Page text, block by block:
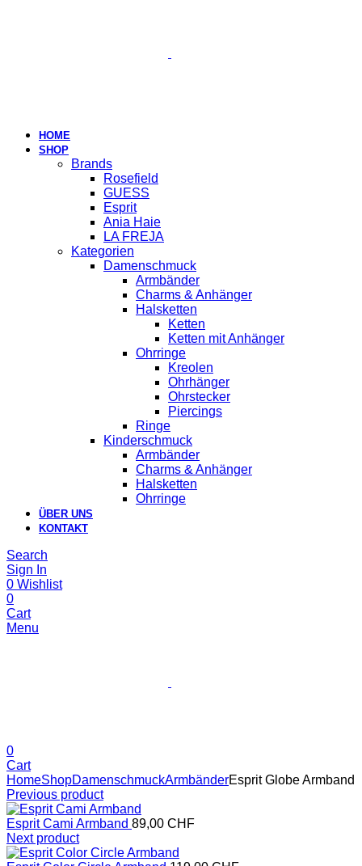
HOME
SHOP
Brands
Rosefield
GUESS
Esprit
Ania Haie
LA FREJA
Kategorien
Damenschmuck
Armbänder
Charms & Anhänger
Halsketten
Ketten
Ketten mit Anhänger
Ohrringe
Kreolen
Ohrhänger
Ohrstecker
Piercings
Ringe
Kinderschmuck
Armbänder
Charms & Anhänger
Halsketten
Ohrringe
ÜBER UNS
KONTAKT
Search
Sign In
0 Wishlist
0
Cart
Menu
0
Cart
HomeShopDamenschmuckArmbänderEsprit Globe Armband
Previous product
Esprit Cami Armband 89,00 CHF
Next product